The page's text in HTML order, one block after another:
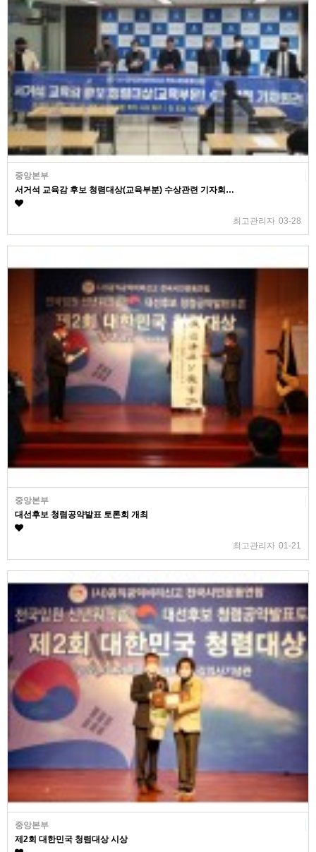
중앙본부
서거석 교육감 후보 청렴대상(교육부분) 수상관련 기자회…
최고관리자 03-28
중앙본부
대선후보 청렴공약발표 토론회 개최
최고관리자 01-21
중앙본부
제2회 대한민국 청렴대상 시상